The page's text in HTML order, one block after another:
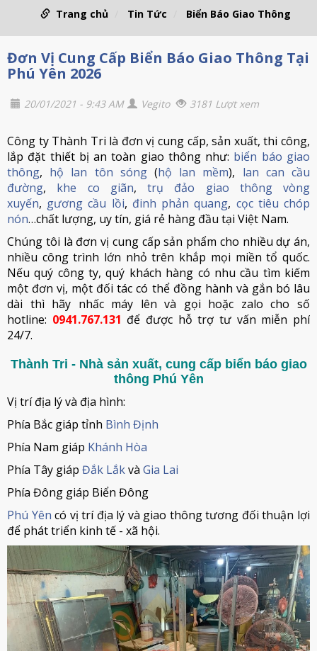
Trang chủ Tin Tức Biển Báo Giao Thông
Đơn Vị Cung Cấp Biển Báo Giao Thông Tại
Phú Yên 2026
20/01/2021 - 9:43 AM Vegito 3181 Lượt xem
Công ty Thành Tri là đơn vị cung cấp, sản xuất, thi công,
lắp đặt thiết bị an toàn giao thông như: biển báo giao
thông, hộ lan tôn sóng(hộ lan mềm), lan can cầu
đường, khe co giãn, trụ đảo giao thông vòng
xuyến, gương cầu lồi, đinh phản quang, cọc tiêu chóp
nón…chất lượng, uy tín, giá rẻ hàng đầu tại Việt Nam.
Chúng tôi là đơn vị cung cấp sản phẩm cho nhiều dự án,
nhiều công trình lớn nhỏ trên khắp mọi miền tổ quốc.
Nếu quý công ty, quý khách hàng có nhu cầu tìm kiếm
một đơn vị, một đối tác có thể đồng hành và gắn bó lâu
dài thì hãy nhấc máy lên và gọi hoặc zalo cho số
hotline: 0941.767.131 để được hỗ trợ tư vấn miễn phí
24/7.
Thành Tri - Nhà sản xuất, cung cấp biển báo giao
thông Phú Yên
Vị trí địa lý và địa hình:
Phía Bắc giáp tỉnh Bình Định
Phía Nam giáp Khánh Hòa
Phía Tây giáp Đắk Lắkvà Gia Lai
Phía Đông giáp Biển Đông
Phú Yên có vị trí địa lý và giao thông tương đối thuận lợi
để phát triển kinh tế - xã hội.